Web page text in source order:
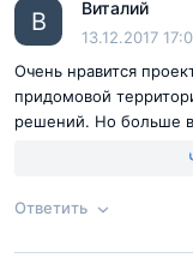
Отправить
Ответ на
Согласен с
В Виталий
13.12.2017
Очень нравится
придомовой
решений. Но больше
особенности то, что
втискивают
инфраструктуры
Ответить